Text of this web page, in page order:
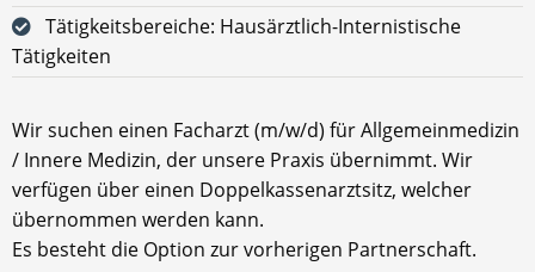
Tätigkeitsbereiche: Hausärztlich-Internistische
Tätigkeiten
Wir suchen einen Facharzt (m/w/d) für Allgemeinmedizin
/ Innere Medizin, der unsere Praxis übernimmt. Wir
verfügen über einen Doppelkassenarztsitz, welcher
übernommen werden kann.
Es besteht die Option zur vorherigen Partnerschaft.